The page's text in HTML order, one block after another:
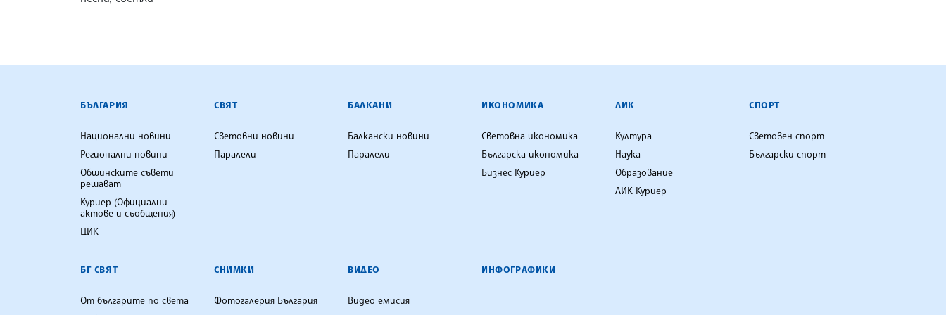
БЪЛГАРСКА ТЕЛЕГРАФНА АГЕНЦИЯ
БЪЛГАРИЯ
Национални новини
Регионални новини
Общинските съвети
решават
Куриер (Официални
актове и съобщения)
ЦИК
СВЯТ
Световни новини
Паралели
БАЛКАНИ
Балкански новини
Паралели
ИКОНОМИКА
Световна икономика
Българска икономика
Бизнес Куриер
ЛИК
Култура
Наука
Образование
ЛИК Куриер
СПОРТ
Световен спорт
Български спорт
БГ СВЯТ
От българите по света
СНИМКИ
Фотогалерия България
ВИДЕО
Видео емисия
ИНФОГРАФИКИ